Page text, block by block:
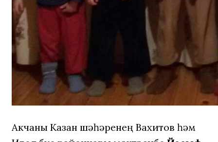
Акчаны Казан шәһәренең Вахитов һәм